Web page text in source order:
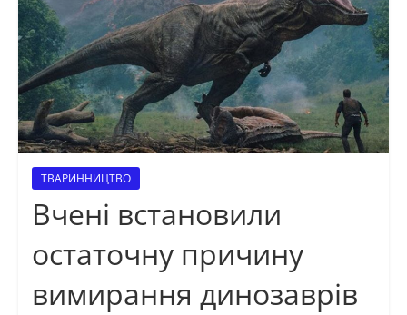
ТВАРИННИЦТВО
Вчені встановили
остаточну причину
вимирання динозаврів